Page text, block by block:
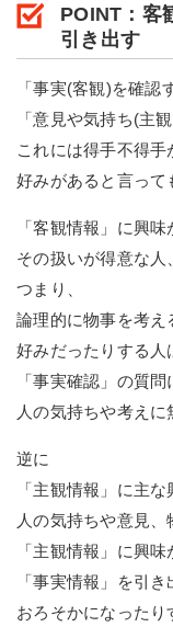
POINT：客
引き出す
「事実(客観)を確認
「意見や気持ち(主
これには得手不得手
好みがあると言って
「客観情報」に興味
その扱いが得意な人、
つまり、
論理的に物事を考え
好みだったりする人
「事実確認」の質問
人の気持ちや考えに
逆に
「主観情報」に主な
人の気持ちや意見、
「主観情報」に興味
「事実情報」を引き
おろそかになったり